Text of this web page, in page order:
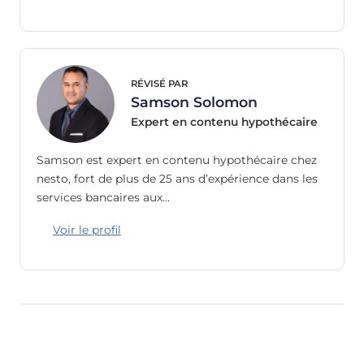
RÉVISÉ PAR
Samson Solomon
Expert en contenu hypothécaire
Samson est expert en contenu hypothécaire chez
nesto, fort de plus de 25 ans d’expérience dans les
services bancaires aux…
Voir le profil